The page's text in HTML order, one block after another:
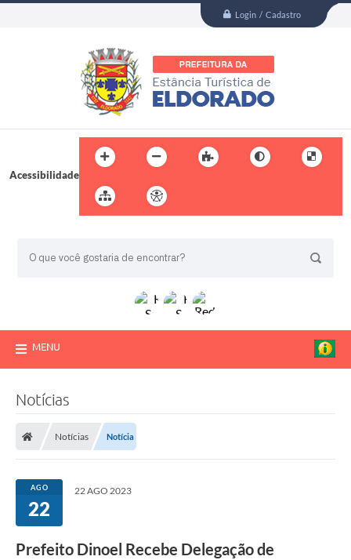
Login / Cadastro
Acessibilidade
MENU
Notícias
Notícias Notícia
AGO
22
22 AGO 2023
Prefeito Dinoel Recebe Delegação de